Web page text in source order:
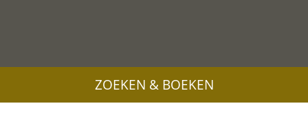
ZOEKEN & BOEKEN